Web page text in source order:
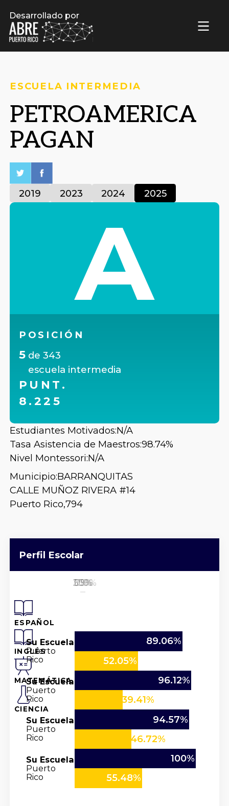
Desarrollado por
ESCUELA INTERMEDIA
PETROAMERICA
PAGAN
2019 2023 2024 2025
A
POSICIÓN
5 de343
escuela intermedia
PUNT.
8.225
Estudiantes Motivados:N/A
Tasa Asistencia de Maestros:98.74%
Nivel Montessori:N/A
Municipio:BARRANQUITAS
CALLE MUÑOZ RIVERA #14
Puerto Rico,794
Perfil Escolar
ESPAÑOL
INGLÉS
MATEMÁTICA
CIENCIA
Su Escuela
Puerto
Rico
89.06%
52.05%
Su Escuela
Puerto
Rico
96.12%
39.41%
Su Escuela
Puerto
Rico
94.57%
46.72%
Su Escuela
Puerto
Rico
100%
55.48%
0%
25%
50%
75%
100%